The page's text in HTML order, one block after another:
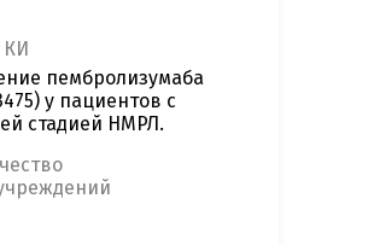
КИ
пембролизумаба
у пациентов с
стадией НМРЛ.